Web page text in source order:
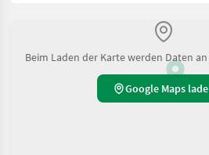
Beim Laden der Karte werden Daten
Google Maps